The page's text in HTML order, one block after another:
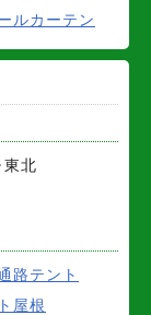
ルカーテン
東北
路テント
屋根